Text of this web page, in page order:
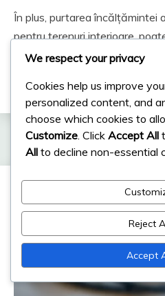
În plus, purtarea încălțămintei
pentru terenuri interioare,
reduce riscul de accidentări în
Related Posts
We respect your privacy
Cookies help us improve
personalized content, and
choose which cookies to
Customize . Click Accept All
All to decline non-essential
Reject
Accept